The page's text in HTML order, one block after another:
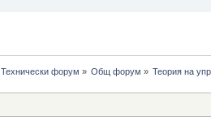
Технически форум » Общ форум » Теория на